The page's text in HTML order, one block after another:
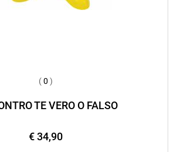
(0 )
TE VERO O FALSO
€ 34,90